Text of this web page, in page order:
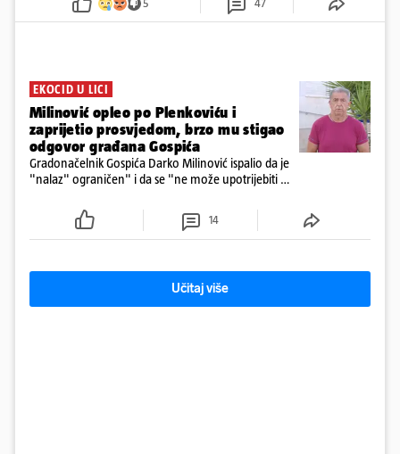
prve snimke s mjesta sudara
5 47
EKOCID U LICI
Milinović opleo po Plenkoviću i
zaprijetio prosvjedom, brzo mu stigao
odgovor građana Gospića
Gradonačelnik Gospića Darko Milinović ispalio da je
"nalaz" ograničen" i da se "ne može upotrijebiti za
ga je naručio Uskok i da je dio spisa
14
Učitaj više